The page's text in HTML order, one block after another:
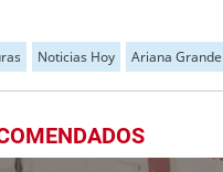
Noticias Hoy Ariana Grande